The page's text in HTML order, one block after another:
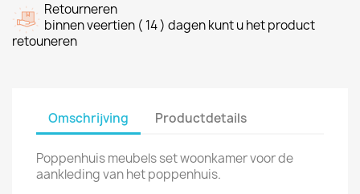
Retourneren
binnen veertien ( 14 ) dagen kunt u het product
retouneren
Omschrijving Productdetails
Poppenhuis meubels set woonkamer voor de
aankleding van het poppenhuis.